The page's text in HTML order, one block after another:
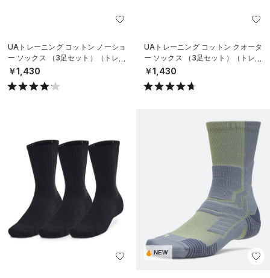
UAトレーニング コットン ノーショ
ー ソックス （3足セット）（トレー
ニング/UNISEX）
￥1,430
UAトレーニング コットン クオータ
ー ソックス （3足セット）（トレー
ニング/UNISEX）
￥1,430
NEW